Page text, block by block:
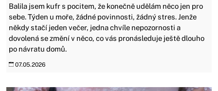
Balila jsem kufr s pocitem, že konečně udělám něco jen pro
sebe. Týden u moře, žádné povinnosti, žádný stres. Jenže
někdy stačí jeden večer, jedna chvíle nepozornosti a
dovolená se změní v něco, co vás pronásleduje ještě dlouho
po návratu domů.
07.05.2026